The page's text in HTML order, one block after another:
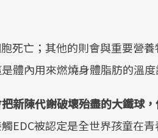
死亡；其他的則會與重要營
體內用來燃燒身體脂肪的溫度
新陳代謝破壞殆盡的大鐵球
EDC被認定是全世界孩童在